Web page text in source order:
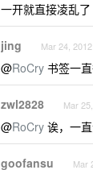
一开就直接凌乱了
jing Mar 24, 2012
@RoCry 书签一
zwl2828 Mar
@RoCry 诶，一直
goofansu Mar